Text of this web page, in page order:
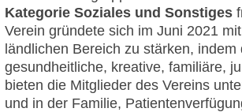
Kategorie Soziales und Sonstiges
Verein gründete sich im Juni 2021
ländlichen Bereich zu stärken,
gesundheitliche, kreative, familiäre,
bieten die Mitglieder des Vereins
und in der Familie,